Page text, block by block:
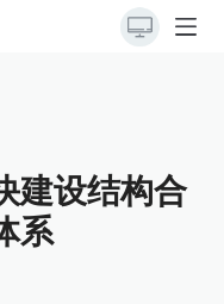
建设结构合
系